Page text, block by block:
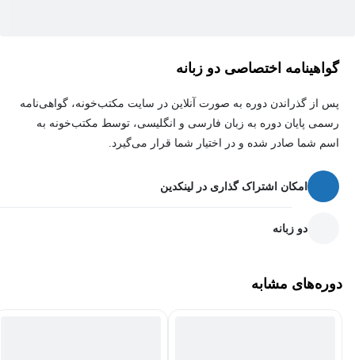
گواهینامه اختصاصی دو زبانه
پس از گذراندن دوره به صورت آنلاین در سایت مکتب‌خونه، گواهی‌نامه
رسمی پایان دوره به زبان فارسی و انگلیسی، توسط مکتب‌خونه به
اسم شما صادر شده و در اختیار شما قرار می‌گیرد.
امکان اشتراک گذاری در لینکدین
دو زبانه
دوره‌های مشابه